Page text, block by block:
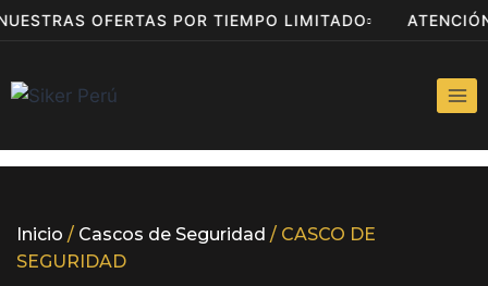
NUESTRAS OFERTAS POR TIEMPO LIMITADO
Inicio / Cascos de Seguridad / CASCO DE
SEGURIDAD